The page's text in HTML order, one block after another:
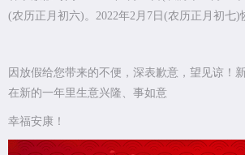
(农历正月初六)。2022年2月7日(农历正月初七)
因放假给您带来的不便，深表歉意，望见谅！
在新的一年里生意兴隆、事如意
幸福安康！